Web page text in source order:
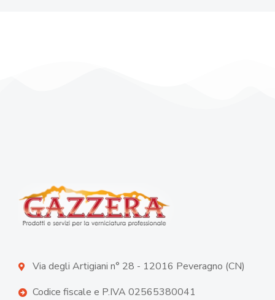
Via degli Artigiani n° 28 - 12016 Peveragno (CN)
Codice fiscale e P.IVA 02565380041